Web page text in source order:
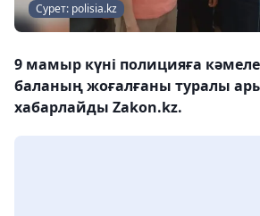
Сурет: polisia.kz
9 мамыр күні полицияға
баланың жоғалғаны туралы
хабарлайды Zakon.kz.